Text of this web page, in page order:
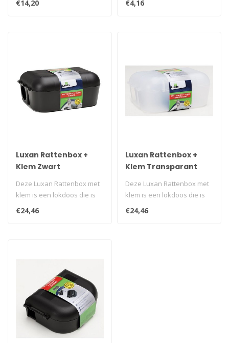
€14,20
mu..
€4,16
Luxan Rattenbox +
Klem Zwart
Deze Luxan Rattenbox met
klem is een lokdoos die is
voorzien van een stevige
€24,46
Luxan Rattenbox +
Klem Transparant
Deze Luxan Rattenbox met
klem is een lokdoos die is
voorzien van een stevige
€24,46